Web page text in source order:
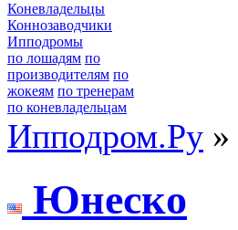
Коневладельцы
Коннозаводчики
Ипподромы
по лошадям по
производителям по
жокеям по тренерам
по коневладельцам
Ипподром.Ру »
Юнеcкo